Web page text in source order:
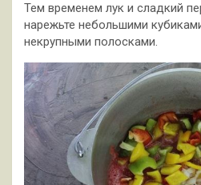
Тем временем лук и сладкий
нарежьте небольшими
некрупными полосками.